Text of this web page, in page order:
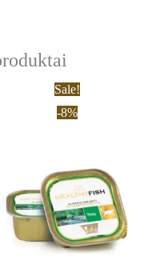
Sale!
-8%
Original
price
was: